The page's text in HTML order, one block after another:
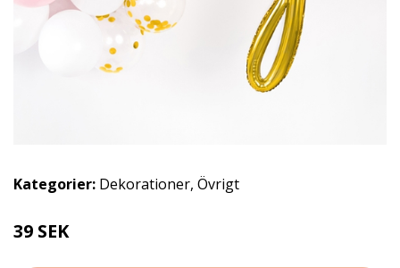
Kategorier: Dekorationer, Övrigt
39 SEK